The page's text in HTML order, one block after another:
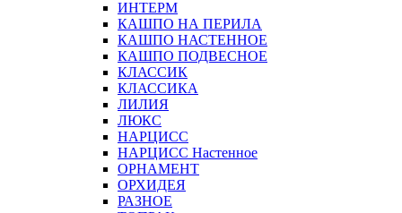
ИНТЕРМ
КАШПО НА ПЕРИЛА
КАШПО НАСТЕННОЕ
КАШПО ПОДВЕСНОЕ
КЛАССИК
КЛАССИКА
ЛИЛИЯ
ЛЮКС
НАРЦИСС
НАРЦИСС Настенное
ОРНАМЕНТ
ОРХИДЕЯ
РАЗНОЕ